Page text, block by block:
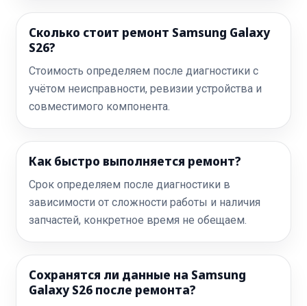
Сколько стоит ремонт Samsung Galaxy
S26?
Стоимость определяем после диагностики с
учётом неисправности, ревизии устройства и
совместимого компонента.
Как быстро выполняется ремонт?
Срок определяем после диагностики в
зависимости от сложности работы и наличия
запчастей, конкретное время не обещаем.
Сохранятся ли данные на Samsung
Galaxy S26 после ремонта?